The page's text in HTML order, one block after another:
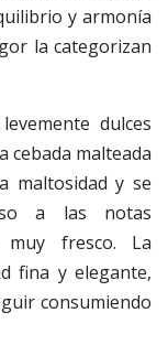
y armonía
la categorizan
dulces
cebada malteada
maltosidad y se
a las notas
fresco. La
fina y elegante,
consumiendo